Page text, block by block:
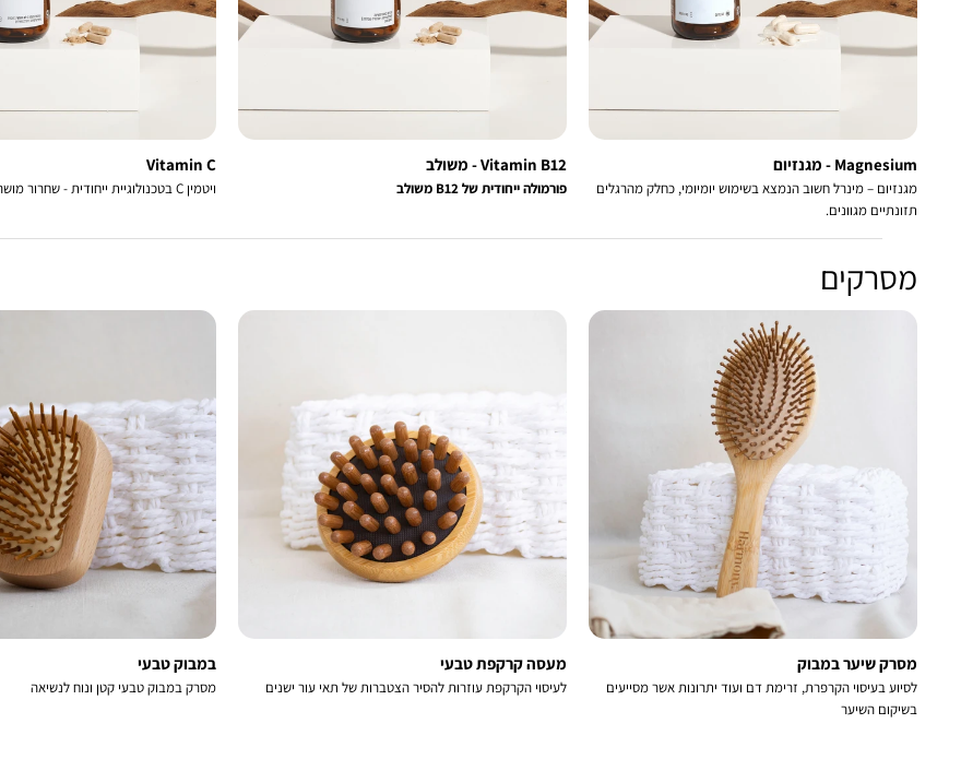
Magnesium - מגנזיום
מגנזיום – מינרל חשוב הנמצא בשימוש יומיומי, כחלק מהרגלים
תזונתיים מגוונים.
Vitamin B12 - משולב
פורמולה ייחודית של B12 משולב
Vitamin C
ויטמין C בטכנולוגיית ייחודית - שחרור מושהה לספיגה מיטבית
מסרקים
מסרק שיער במבוק
לסיוע בעיסוי הקרפרת, זרימת דם ועוד יתרונות אשר מסייעים
בשיקום השיער
מעסה קרקפת טבעי
לעיסוי הקרקפת עוזרות להסיר הצטברות של תאי עור ישנים
במבוק טבעי
מסרק במבוק טבעי קטן ונוח לנשיאה